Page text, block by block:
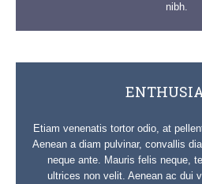
nibh.
Etiam venenatis tortor odio, at
Aenean a diam pulvinar, convallis
neque ante. Mauris felis neque,
ultrices non velit. Aenean ac dui